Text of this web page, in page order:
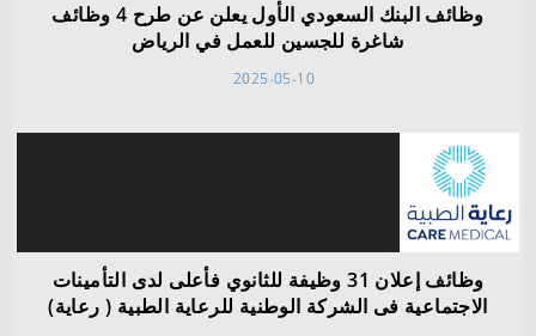
وظائف البنك السعودي الأول يعلن عن طرح 4 وظائف
شاغرة للجسين للعمل في الرياض
2025-05-10
وظائف إعلان 31 وظيفة للثانوي فأعلى لدى التأمينات
الاجتماعية فى الشركة الوطنية للرعاية الطبية ( رعاية)